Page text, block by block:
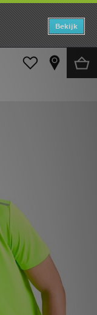
Bekijk
T-Shirt Junior